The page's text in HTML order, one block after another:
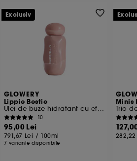
GLOWERY
Lippie Bestie
Ulei de buze hidratant cu efect de oglinda
10
95,00 Lei
791,67 Lei / 100ml
7 variante disponibile
Exclusiv
Minis
282,22